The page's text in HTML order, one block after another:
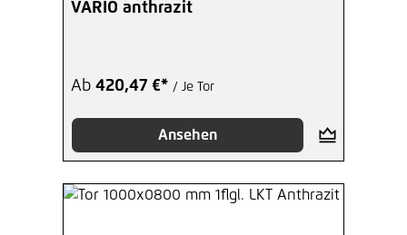
VARIO anthrazit
Ab 420,47 €* / Je Tor
Ansehen